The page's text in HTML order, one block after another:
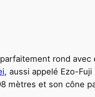
rond
, aussi appelé Ezo-
mètres et son